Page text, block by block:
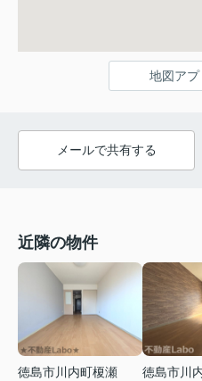
地図アプ
メールで共有する
近隣の物件
徳島市川内町榎瀬
徳島市川